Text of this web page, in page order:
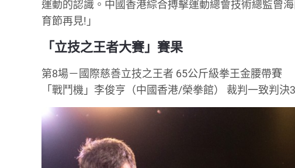
運動的認識。中國香港綜合搏擊運動總會技術總監曾
育節再見!」
「立技之王者大賽」賽果
第8場－國際慈善立技之王者 65公斤級拳王金腰帶賽
「戰鬥機」李俊亨（中國香港/榮拳館） 裁判一致判